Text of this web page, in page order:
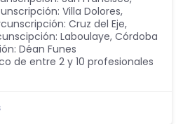
Villa Dolores,
Cruz del Eje,
Laboulaye, Córdoba
Déan Funes
de entre 2 y 10 profesionales